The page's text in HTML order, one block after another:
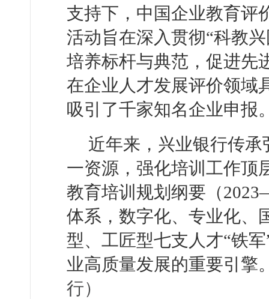
支持下，中国企业教育评
活动旨在深入贯彻“科教
培养标杆与典范，促进先
在企业人才发展评价领域
吸引了千家知名企业申报
近年来，兴业银行传
一资源，强化培训工作顶
教育培训规划纲要（
体系，数字化、专业化、
型、工匠型七支人才“铁
业高质量发展的重要引擎
行）